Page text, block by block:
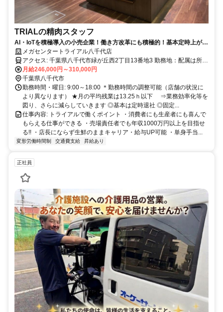
TRIALの精肉スタッフ
AI・IoTを積極導入の小売企業！働き方改革にも積極的！基本定時上が
り！メガセンタートライアル八千代店
アクセス: 千葉県八千代市緑が丘西2丁目13番地3 勤務地：配属は所在
地の都道府県 ※初任地は最寄りの店舗又は希望エリアを優先し配属
します。 ※エリア内勤務または全国勤務いずれか希望を選択できま
す。
月給246,000円～310,000円
千葉県八千代市
勤務時間・曜日: 9:00～18:00 ＊勤務時間の調整可能（店舗の状況に
より異なります） ★月の平均残業は13.25ｈ以下 ⇒業務効率化等を
図り、さらに減らしていきます ◎基本は定時退社 ◎固定...
仕事内容: トライアルで働くポイント ・消費者にも生産者にも喜んで
もらえる仕事ができる ・売場責任者でも年収1000万円以上を目指せ
る!! ・店長にならず生鮮のままキャリア・給与UP可能 ・単身手当...
変形労働時間制 交通費支給 昇給あり
正社員